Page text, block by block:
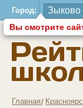
Город:
Вы смотрите
Главная